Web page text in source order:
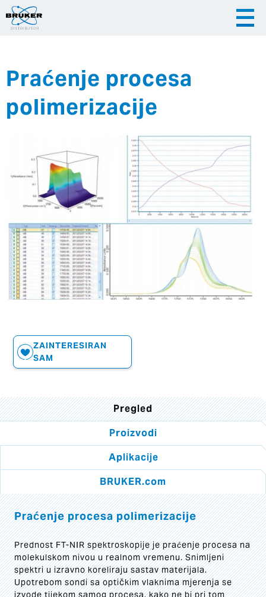
English
|
Hrvatska
Praćenje procesa
polimerizacije
ZAINTERESIRAN
SAM
Pregled
Proizvodi
Aplikacije
BRUKER.com
Praćenje procesa polimerizacije
Prednost FT-NIR spektroskopije je praćenje procesa na
molekulskom nivou u realnom vremenu. Snimljeni
spektri u izravno koreliraju sastav materijala.
Upotrebom sondi sa optičkim vlaknima mjerenja se
izvode tijekom samog procesa, kako ne bi pri tom